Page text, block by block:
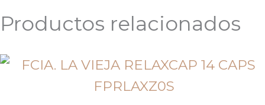
Productos relacionados